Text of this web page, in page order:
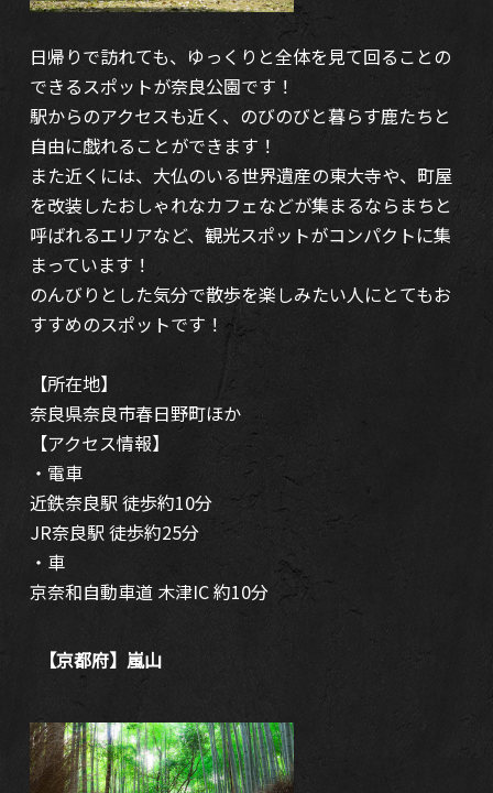
日帰りで訪れても、ゆっくりと全体を見て回ることの
できるスポットが奈良公園です！
駅からのアクセスも近く、のびのびと暮らす鹿たちと
自由に戯れることができます！
また近くには、大仏のいる世界遺産の東大寺や、町屋
を改装したおしゃれなカフェなどが集まるならまちと
呼ばれるエリアなど、観光スポットがコンパクトに集
まっています！
のんびりとした気分で散歩を楽しみたい人にとてもお
すすめのスポットです！
【所在地】
奈良県奈良市春日野町ほか
【アクセス情報】
・電車
近鉄奈良駅 徒歩約10分
JR奈良駅 徒歩約25分
・車
京奈和自動車道 木津IC 約10分
【京都府】嵐山